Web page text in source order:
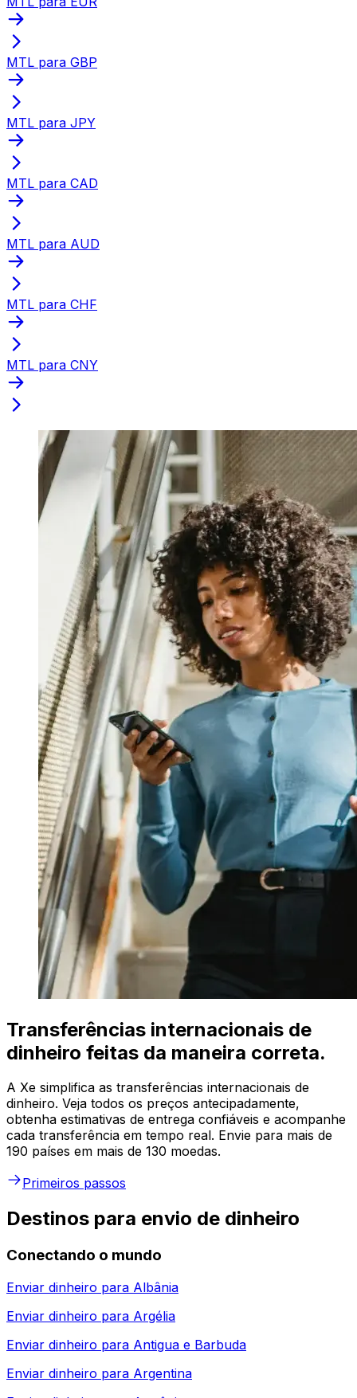
MTL para GBP
MTL para JPY
MTL para CAD
MTL para AUD
MTL para CHF
MTL para CNY
Transferências internacionais de
dinheiro feitas da maneira correta.
A Xe simplifica as transferências internacionais de
dinheiro. Veja todos os preços antecipadamente,
obtenha estimativas de entrega confiáveis e acompanhe
cada transferência em tempo real. Envie para mais de
190 países em mais de 130 moedas.
Primeiros passos
Destinos para envio de dinheiro
Conectando o mundo
Enviar dinheiro para Albânia
Enviar dinheiro para Argélia
Enviar dinheiro para Antigua e Barbuda
Enviar dinheiro para Argentina